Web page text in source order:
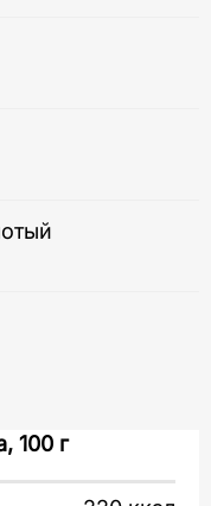
жира.
100 г